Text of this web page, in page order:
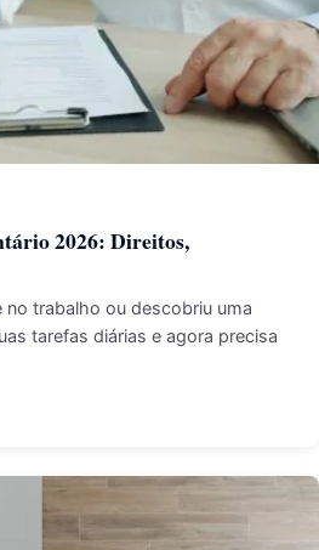
2026: Direitos,
trabalho ou descobriu uma
tarefas diárias e agora precisa